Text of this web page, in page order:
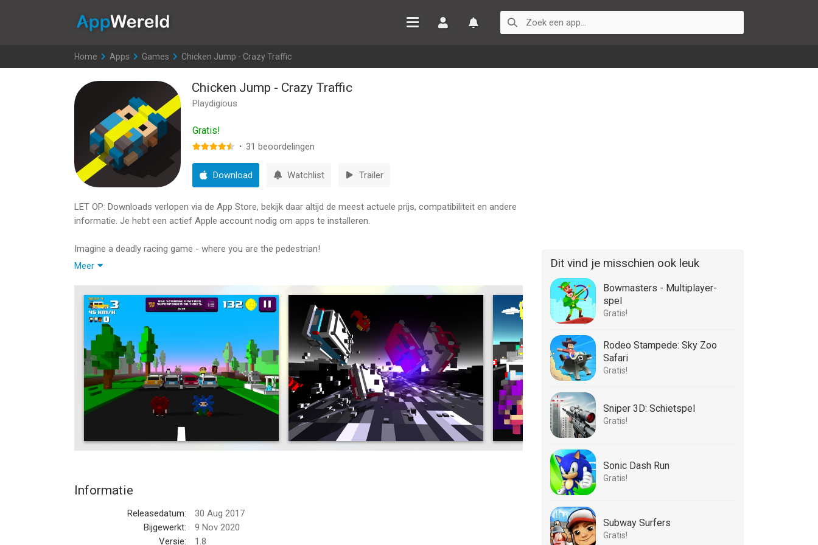
Home >
Apps >
Games >
Chicken Jump - Crazy Traffic
Chicken Jump - Crazy Traffic
Playdigious
Gratis!
· 31 beoordelingen
Download Watchlist Trailer
LET OP: Downloads verlopen via de App Store, bekijk daar altijd de meest actuele prijs, compatibiliteit en andere
informatie. Je hebt een actief Apple account nodig om apps te installeren.
Imagine a deadly racing game - where you are the pedestrian!
get the highest score in town to impress your friends!
SOLO MODE TO MASTER YOUR SKILLS : experience the jumping festival insanity alone if you dare! Progress and
unlock new content peacefully, undisturbed by your giggling friends.
1-8 PLAYER MULTIPLAYER FUN : play with friends on the same screen or try to control as many players as you
can by yourself.
EMBRACE CHAOS : smiles on faces guaranteed due to carefully designed physics-based-humour-engine AKA
many other mini-games to discover.
UNLOCK SPECIAL SKILLS AND ENVIRONMENTS : loads of unlockable character classes with different special
Meer
Informatie
Releasedatum:
30 Aug 2017
Bijgewerkt:
9 Nov 2020
Versie:
1.8
Dit vind je misschien ook leuk
Bowmasters - Multiplayer-
spel
Gratis!
Rodeo Stampede: Sky Zoo
Safari
Gratis!
Sniper 3D: Schietspel
Gratis!
Sonic Dash Run
Gratis!
Subway Surfers
Gratis!